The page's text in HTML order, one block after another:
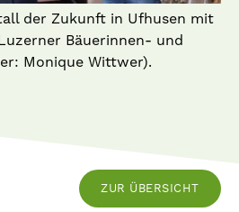
der Zukunft in Ufhusen mit
Bäuerinnen- und
Monique Wittwer).
ZUR ÜBERSICHT